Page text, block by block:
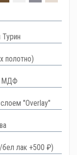
полотно)
МДФ
"Overlay"
лак +500 ₽)